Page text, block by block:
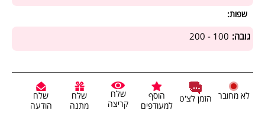
שפות:
גובה: 100 - 200
לא מחובר הזמן לצ'ט
הוסף
למעודפים
שלח
קריצה
שלח
מתנה
שלח
הודעה